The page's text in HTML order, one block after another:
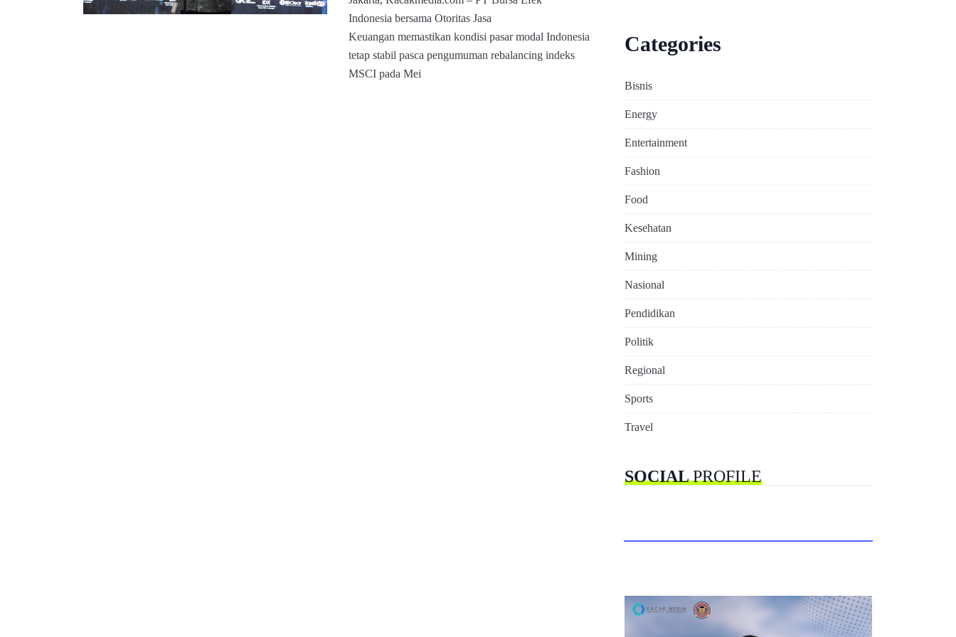
Indonesia bersama Otoritas Jasa
Keuangan memastikan kondisi pasar modal Indonesia
tetap stabil pasca pengumuman rebalancing indeks
MSCI pada Mei
Categories
Bisnis
Energy
Entertainment
Fashion
Food
Kesehatan
Mining
Nasional
Pendidikan
Politik
Regional
Sports
Travel
SOCIALPROFILE